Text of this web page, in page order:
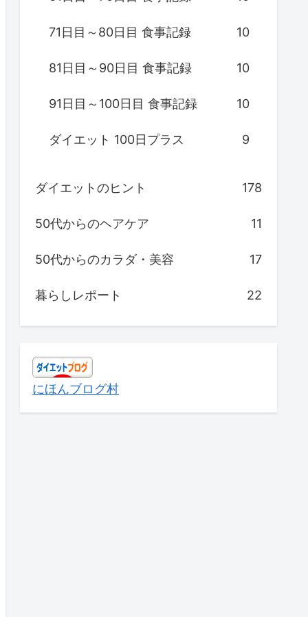
71日目～80日目 食事記録 10
81日目～90日目 食事記録 10
91日目～100日目 食事記録 10
ダイエット 100日プラス 9
ダイエットのヒント 178
50代からのヘアケア 11
50代からのカラダ・美容 17
暮らしレポート 22
にほんブログ村